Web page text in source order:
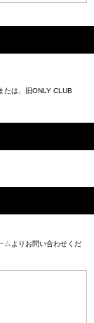
たは、旧ONLY CLUB
ム よりお問い合わせくだ